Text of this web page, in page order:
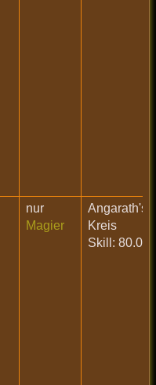
nur
Magier
Angarath's
Kreis
Skill: 80.0